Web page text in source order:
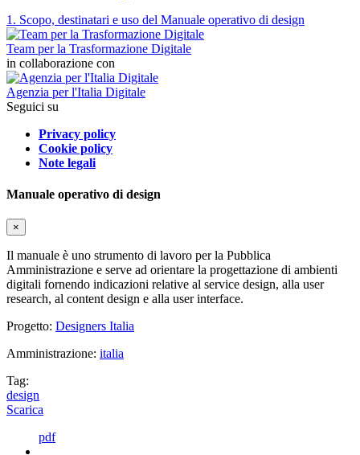
1. Scopo, destinatari e uso del Manuale operativo di design
Team per la Trasformazione Digitale
in collaborazione con
Agenzia per l'Italia Digitale
Seguici su
Privacy policy
Cookie policy
Note legali
Manuale operativo di design
×
Il manuale è uno strumento di lavoro per la Pubblica
Amministrazione e serve ad orientare la progettazione di ambienti
digitali fornendo indicazioni relative al service design, alla user
research, al content design e alla user interface.
Progetto: Designers Italia
Amministrazione: italia
Tag:
design
Scarica
pdf